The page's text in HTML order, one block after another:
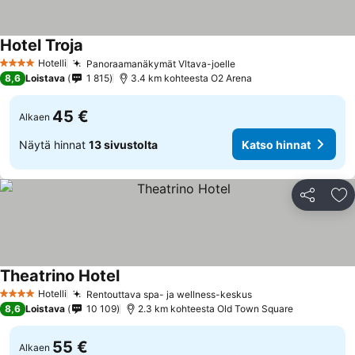
4 Tähtiluokitus
Hotelli Panoraamanäkymät Vltava-joelleKatso hinnat
Hotel Troja
8,6 Loistava 1 815 3.4 km kohteesta O2 Arena
Alkaen 45 €
Näytä hinnat 13 sivustolta Katso hinnat
Jaa
4 Tähtiluokitus
Hotelli Rentouttava spa- ja wellness-keskusKatso hinnat
Theatrino HotelKatso hinnat
8,6 Loistava 10 109 2.3 km kohteesta Old Town Square
Alkaen 55 €